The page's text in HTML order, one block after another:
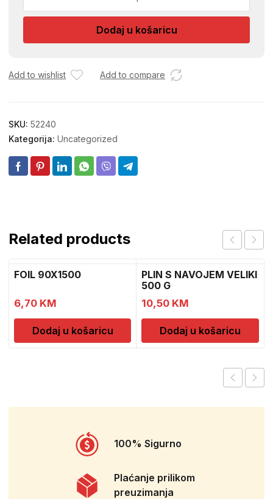
ZA
120mm
180cm
Dodaj u košaricu
Add to wishlist Add to compare
SKU: 52240
Kategorija: Uncategorized
Related products
FOIL 90X1500
6,70 KM
Dodaj u košaricu
PLIN S NAVOJEM VELIKI
500 G
10,50 KM
Dodaj u košaricu
100% Sigurno
Plaćanje prilikom
preuzimanja